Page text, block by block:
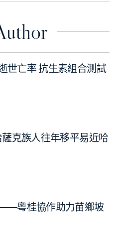
世亡率 抗生素組合測試
克族人往年移平易近哈
粵桂協作助力苗鄉坡